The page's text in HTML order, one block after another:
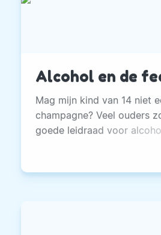
Alcohol en de
Mag mijn kind van 14 niet
champagne? Veel ouders
goede leidraad voor